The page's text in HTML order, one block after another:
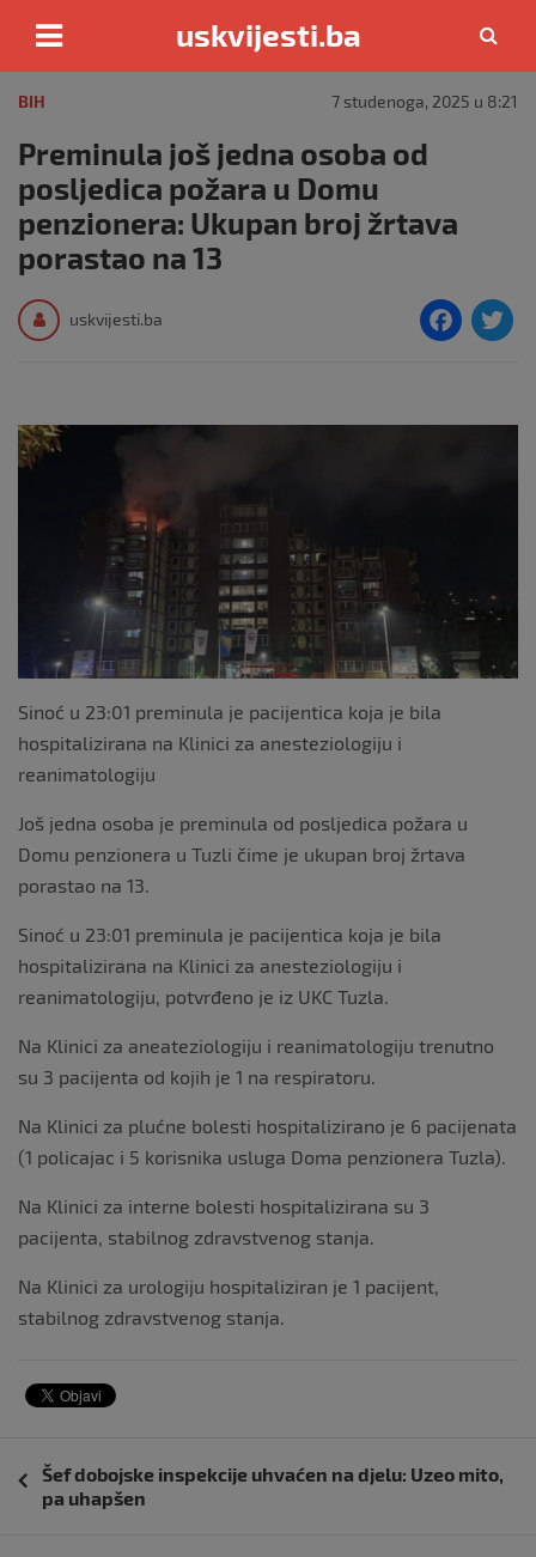
content
uskvijesti.ba
BIH 7 studenoga, 2025 u 8:21
Preminula još jedna osoba od
posljedica požara u Domu
penzionera: Ukupan broj žrtava
porastao na 13
uskvijesti.ba
F
e
k
Sinoć u 23:01 preminula je pacijentica koja je bila
hospitalizirana na Klinici za anesteziologiju i
reanimatologiju
Još jedna osoba je preminula od posljedica požara u
Domu penzionera u Tuzli čime je ukupan broj žrtava
porastao na 13.
Sinoć u 23:01 preminula je pacijentica koja je bila
hospitalizirana na Klinici za anesteziologiju i
reanimatologiju, potvrđeno je iz UKC Tuzla.
Na Klinici za aneateziologiju i reanimatologiju trenutno
su 3 pacijenta od kojih je 1 na respiratoru.
Na Klinici za plućne bolesti hospitalizirano je 6 pacijenata
(1 policajac i 5 korisnika usluga Doma penzionera Tuzla).
Na Klinici za interne bolesti hospitalizirana su 3
pacijenta, stabilnog zdravstvenog stanja.
Na Klinici za urologiju hospitaliziran je 1 pacijent,
stabilnog zdravstvenog stanja.
Navigacija
objava
Šef dobojske inspekcije uhvaćen na djelu: Uzeo mito,
pa uhapšen